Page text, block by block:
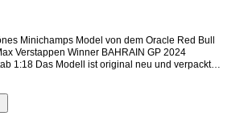
Minichamps Model von dem Oracle Red Bull
Verstappen Winner BAHRAIN GP 2024
1:18 Das Modell ist original neu und verpackt